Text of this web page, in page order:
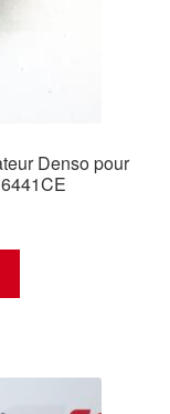
Denso pour